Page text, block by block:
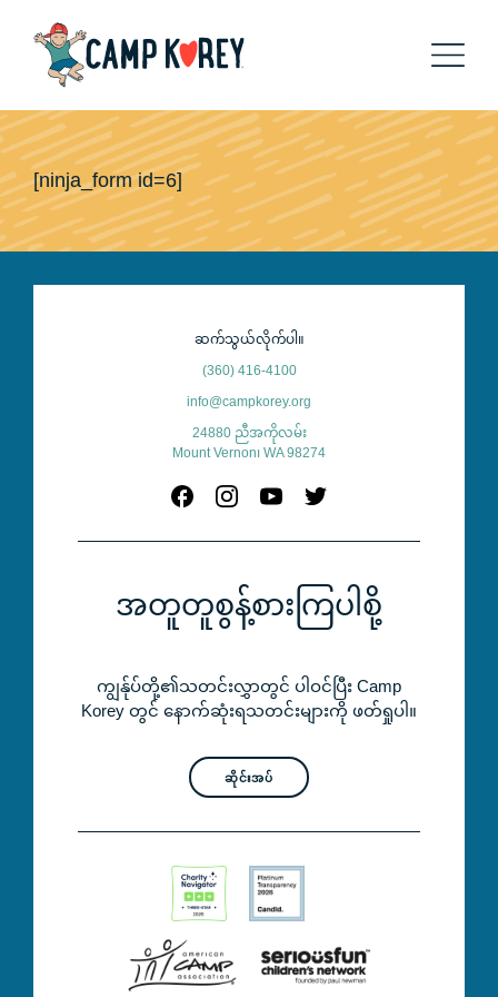
[ninja_form id=6]
အတူတူစွန့်စားကြပါစို့
ကျွန်ုပ်တို့၏သတင်းလွှာတွင် ပါဝင်ပြီး Camp
Korey တွင် နောက်ဆုံးရသတင်းများကို ဖတ်ရှုပါ။
ဆိုင်းအပ်
ဆက်သွယ်လိုက်ပါ။
(360) 416-4100
info@campkorey.org
24880 ညီအကိုလမ်း
Mount Vernon၊ WA 98274